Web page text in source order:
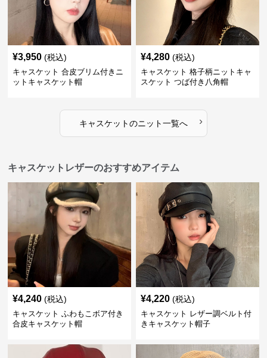
¥3,950 (税込)
キャスケット 合皮ブリム付きニ
ットキャスケット帽
¥4,280 (税込)
キャスケット 格子柄ニットキャ
スケット つば付き八角帽
キャスケットのニット一覧へ ›
キャスケットレザーのおすすめアイテム
¥4,240 (税込)
キャスケット ふわもこボア付き
合皮キャスケット帽
¥4,220 (税込)
キャスケット レザー調ベルト付
きキャスケット帽子